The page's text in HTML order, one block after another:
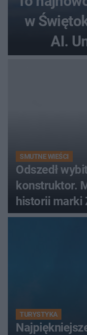
w
AI.
SMUTNE WIEŚCI
Odszedł
konstruktor.
historii marki
TURYSTYKA